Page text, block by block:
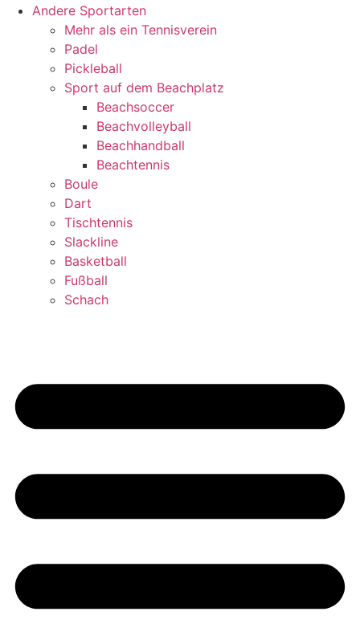
Andere Sportarten
Mehr als ein Tennisverein
Padel
Pickleball
Sport auf dem Beachplatz
Beachsoccer
Beachvolleyball
Beachhandball
Beachtennis
Boule
Dart
Tischtennis
Slackline
Basketball
Fußball
Schach